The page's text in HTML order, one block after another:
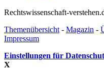
Rechtswissenschaft-
Themenübersicht - Magazin -
Impressum
Einstellungen für
X